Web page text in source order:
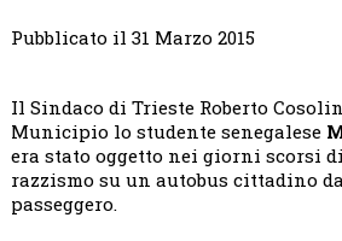
Pubblicato il 31 Marzo 2015
Il Sindaco di Trieste Roberto
Municipio lo studente senegalese
era stato oggetto nei giorni scorsi
razzismo su un autobus cittadino
passeggero.